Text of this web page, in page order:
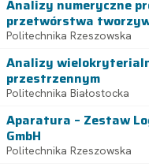
Analizy numeryczne
przetwórstwa
Politechnika Rzeszowska
Analizy
przestrzennym
Politechnika Białostocka
Aparatura – Zestaw
GmbH
Politechnika Rzeszowska